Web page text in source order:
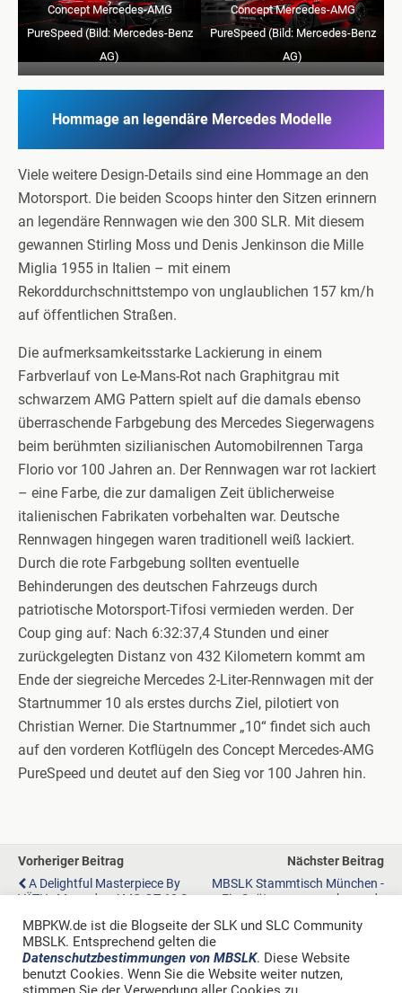
Concept Mercedes-AMG
PureSpeed (Bild: Mercedes-Benz
AG)
Concept Mercedes-AMG
PureSpeed (Bild: Mercedes-Benz
AG)
Hommage an legendäre Mercedes Modelle
Viele weitere Design-Details sind eine Hommage an den
Motorsport. Die beiden Scoops hinter den Sitzen erinnern
an legendäre Rennwagen wie den 300 SLR. Mit diesem
gewannen Stirling Moss und Denis Jenkinson die Mille
Miglia 1955 in Italien – mit einem
Rekorddurchschnittstempo von unglaublichen 157 km/h
auf öffentlichen Straßen.
Die aufmerksamkeitsstarke Lackierung in einem
Farbverlauf von Le-Mans-Rot nach Graphitgrau mit
schwarzem AMG Pattern spielt auf die damals ebenso
überraschende Farbgebung des Mercedes Siegerwagens
beim berühmten sizilianischen Automobilrennen Targa
Florio vor 100 Jahren an. Der Rennwagen war rot lackiert
– eine Farbe, die zur damaligen Zeit üblicherweise
italienischen Fabrikaten vorbehalten war. Deutsche
Rennwagen hingegen waren traditionell weiß lackiert.
Durch die rote Farbgebung sollten eventuelle
Behinderungen des deutschen Fahrzeugs durch
patriotische Motorsport-Tifosi vermieden werden. Der
Coup ging auf: Nach 6:32:37,4 Stunden und einer
zurückgelegten Distanz von 432 Kilometern kommt am
Ende der siegreiche Mercedes 2-Liter-Rennwagen mit der
Startnummer 10 als erstes durchs Ziel, pilotiert von
Christian Werner. Die Startnummer „10“ findet sich auch
auf den vorderen Kotflügeln des Concept Mercedes-AMG
PureSpeed und deutet auf den Sieg vor 100 Jahren hin.
Vorheriger Beitrag
A Delightful Masterpiece By
VÄTH: Mercedes-AMG GT 63 S
Nächster Beitrag
MBSLK Stammtisch München -
Ein Spätsommerwochenende
Zum Seitenanfang
MBPKW.de ist die Blogseite der SLK und SLC Community
MBSLK. Entsprechend gelten die
Datenschutzbestimmungen von MBSLK. Diese Website
benutzt Cookies. Wenn Sie die Website weiter nutzen,